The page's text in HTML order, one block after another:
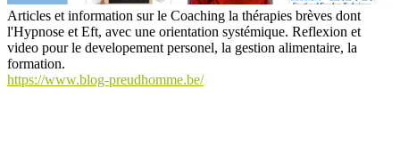
Articles et information sur le Coaching la thérapies brèves dont
l'Hypnose et Eft, avec une orientation systémique. Reflexion et
video pour le developement personel, la gestion alimentaire, la
formation.
https://www.blog-preudhomme.be/